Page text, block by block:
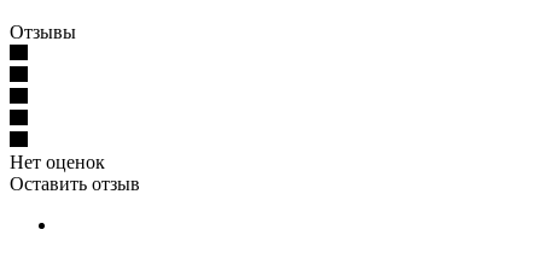
Отзывы
Нет оценок
Оставить отзыв